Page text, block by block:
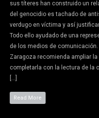
sus títeres han construido un
del genocidio es tachado de
verdugo en víctima y así
Todo ello ayudado de una
de los medios de
Zaragoza recomienda ampliar
completarla con la lectura de la
Read More